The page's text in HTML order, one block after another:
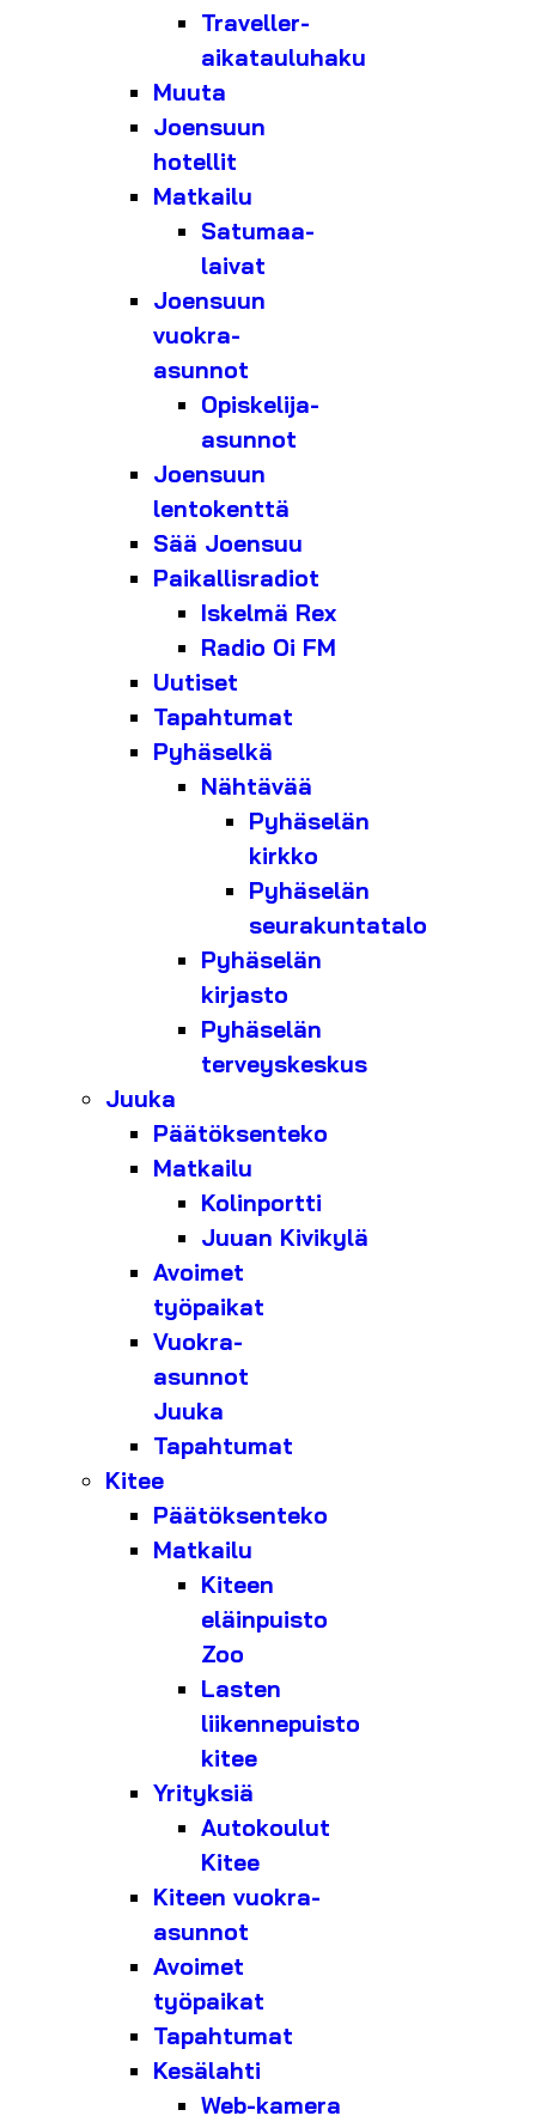
Traveller-
aikatauluhaku
Muuta
Joensuun
hotellit
Matkailu
Satumaa-
laivat
Joensuun
vuokra-
asunnot
Opiskelija-
asunnot
Joensuun
lentokenttä
Sää Joensuu
Paikallisradiot
Iskelmä Rex
Radio Oi FM
Uutiset
Tapahtumat
Pyhäselkä
Nähtävää
Pyhäselän
kirkko
Pyhäselän
seurakuntatalo
Pyhäselän
kirjasto
Pyhäselän
terveyskeskus
Juuka
Päätöksenteko
Matkailu
Kolinportti
Juuan Kivikylä
Avoimet
työpaikat
Vuokra-
asunnot
Juuka
Tapahtumat
Kitee
Päätöksenteko
Matkailu
Kiteen
eläinpuisto
Zoo
Lasten
liikennepuisto
kitee
Yrityksiä
Autokoulut
Kitee
Kiteen vuokra-
asunnot
Avoimet
työpaikat
Tapahtumat
Kesälahti
Web-kamera